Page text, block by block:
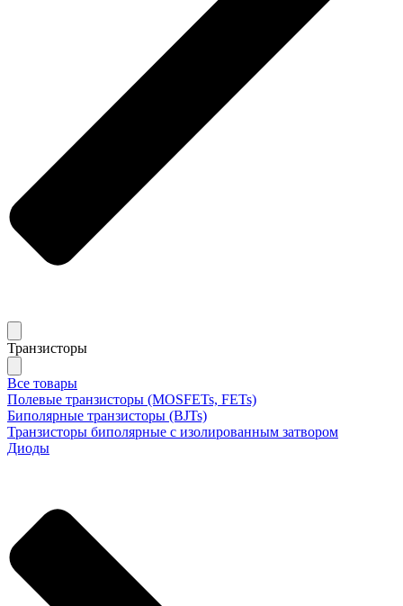
Транзисторы
Все товары
Полевые транзисторы (MOSFETs, FETs)
Биполярные транзисторы (BJTs)
Транзисторы биполярные с изолированным затвором
Диоды